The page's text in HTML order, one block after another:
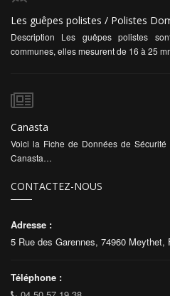
Les guêpes polistes / Polistes
Description Les guêpes polistes
communes, elles mesurent de 16 à 25
Canasta
Voici la Fiche de Données de
Canasta…
CONTACTEZ-NOUS
Adresse :
5 Rue des Garennes, 74960 Meythet,
Téléphone :